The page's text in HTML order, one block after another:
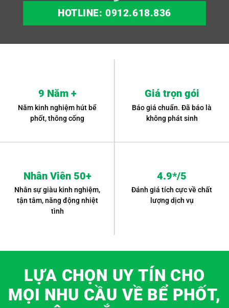
HOTLINE: 0912.618.836
9 Năm +
Năm kinh nghiệm hút bể
phốt, thông cống
Giá trọn gói
Báo giá chuẩn. Đã báo là
không phát sinh
Nhân Viên 50+
Nhân sự giàu kinh nghiệm,
tận tâm, năng động nhiệt
tình
4.9*/5
Đánh giá tích cực về chất
lượng dịch vụ
LỰA CHỌN UY TÍN CHO
MỌI NHU CẦU VỀ BỂ PHỐT,